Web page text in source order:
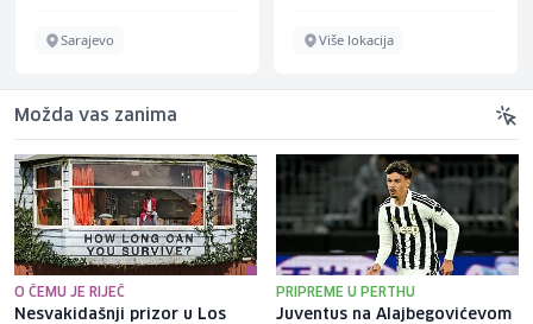
Sarajevo Više lokacija
Možda vas zanima
O ČEMU JE RIJEČ
Nesvakidašnji prizor u Los
PRIPREME U PERTHU
Juventus na Alajbegovićevom